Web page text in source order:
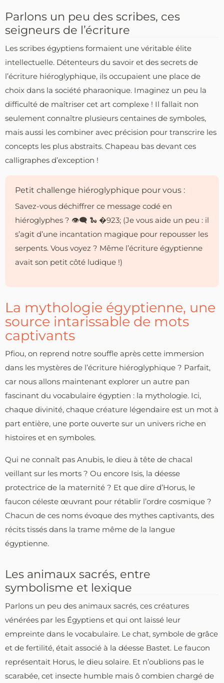
Parlons un peu des scribes, ces
seigneurs de l’écriture
Les scribes égyptiens formaient une véritable élite
intellectuelle. Détenteurs du savoir et des secrets de
l’écriture hiéroglyphique, ils occupaient une place de
choix dans la société pharaonique. Imaginez un peu la
difficulté de maîtriser cet art complexe ! Il fallait non
seulement connaître plusieurs centaines de symboles,
mais aussi les combiner avec précision pour transcrire les
concepts les plus abstraits. Chapeau bas devant ces
calligraphes d’exception !
Petit challenge hiéroglyphique pour vous :
Savez-vous déchiffrer ce message codé en
hiéroglyphes ? 👁‍🗨 🐍 �923; (Je vous aide un peu : il
s’agit d’une incantation magique pour repousser les
serpents. Vous voyez ? Même l’écriture égyptienne
avait son petit côté ludique !)
La mythologie égyptienne, une
source intarissable de mots
captivants
Pfiou, on reprend notre souffle après cette immersion
dans les mystères de l’écriture hiéroglyphique ? Parfait,
car nous allons maintenant explorer un autre pan
fascinant du vocabulaire égyptien : la mythologie. Ici,
chaque divinité, chaque créature légendaire est un mot à
part entière, une porte ouverte sur un univers riche en
histoires et en symboles.
Qui ne connaît pas Anubis, le dieu à tête de chacal
veillant sur les morts ? Ou encore Isis, la déesse
protectrice de la maternité ? Et que dire d’Horus, le
faucon céleste œuvrant pour rétablir l’ordre cosmique ?
Chacun de ces noms évoque des mythes captivants, des
récits tissés dans la trame même de la langue
égyptienne.
Les animaux sacrés, entre
symbolisme et lexique
Parlons un peu des animaux sacrés, ces créatures
vénérées par les Égyptiens et qui ont laissé leur
empreinte dans le vocabulaire. Le chat, symbole de grâce
et de fertilité, était associé à la déesse Bastet. Le faucon
représentait Horus, le dieu solaire. Et n’oublions pas le
scarabée, cet insecte humble mais ô combien chargé de